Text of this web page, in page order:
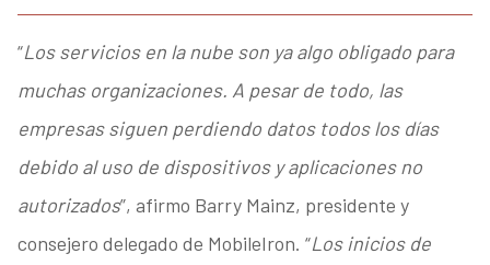
“Los servicios en la nube son ya algo obligado para
muchas organizaciones. A pesar de todo, las
empresas siguen perdiendo datos todos los días
debido al uso de dispositivos y aplicaciones no
autorizados”, afirmo Barry Mainz, presidente y
consejero delegado de MobileIron. “Los inicios de